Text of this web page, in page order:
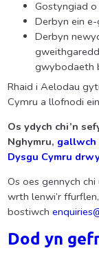
Gostyngiad
Derbyn ein
Derbyn
gwybodaeth
Rhaid i Aelodau
Cymru a llofnodi ein
Os ydych chi’n
Nghymru, gallwch
Dysgu Cymru
Os oes gennych
wrth lenwi’r
bostiwch
Dod yn